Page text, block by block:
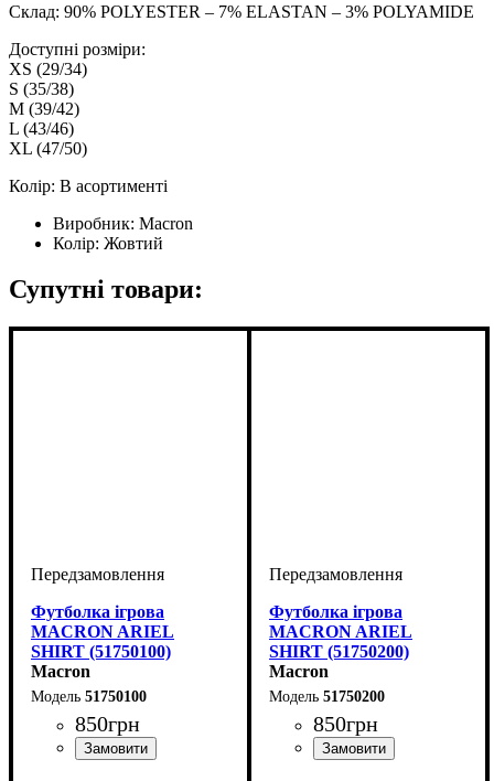
Склад: 90% POLYESTER – 7% ELASTAN – 3% POLYAMIDE
Доступні розміри:
XS (29/34)
S (35/38)
M (39/42)
L (43/46)
XL (47/50)
Колір: В асортименті
Виробник: Macron
Колір: Жовтий
Супутні товари:
Футболка ігрова
MACRON ARIEL
SHIRT (51750100)
Macron
51750100
850грн
Футболка ігрова
MACRON ARIEL
SHIRT (51750200)
Macron
51750200
850грн